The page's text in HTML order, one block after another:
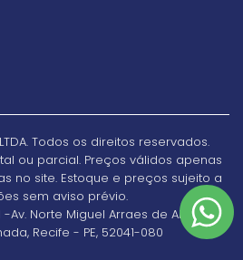
LTDA. Todos os direitos reservados.
ou parcial. Preços válidos apenas
no site. Estoque e preços sujeito a
sem aviso prévio.
-Av. Norte Miguel Arraes de Alencar,
Recife - PE, 52041-080